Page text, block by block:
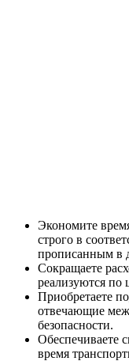
Экономите
строго в
прописанным в
Сокращаете
реализуются
Приобретаете
отвечающие
безопасности.
Обеспечиваете
время